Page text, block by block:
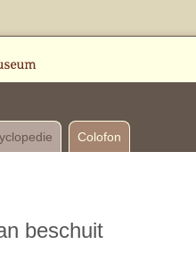
Colofon
beschuit